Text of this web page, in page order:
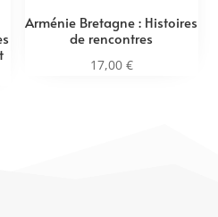
Arménie Bretagne : Histoires
de rencontres
17,00 €